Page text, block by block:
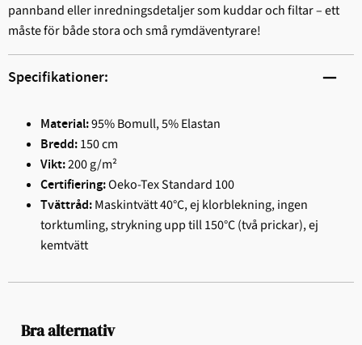
pannband eller inredningsdetaljer som kuddar och filtar – ett
måste för både stora och små rymdäventyrare!
Specifikationer:
Material:95% Bomull, 5% Elastan
Bredd:150 cm
Vikt:200 g/m²
Certifiering:Oeko-Tex Standard 100
Tvättråd:Maskintvätt 40°C, ej klorblekning, ingen
torktumling, strykning upp till 150°C (två prickar), ej
kemtvätt
Bra alternativ